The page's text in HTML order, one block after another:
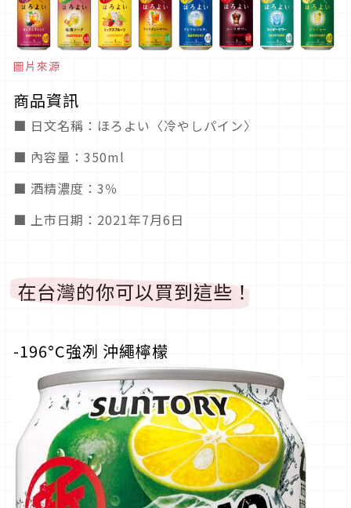
圖片來源
商品資訊
■ 日文名稱：ほろよい〈冷やしパイン〉
■ 內容量：350ml
■ 酒精濃度：3％
■ 上市日期：2021年7月6日
在台灣的你可以買到這些！
-196°C強冽 沖繩檸檬